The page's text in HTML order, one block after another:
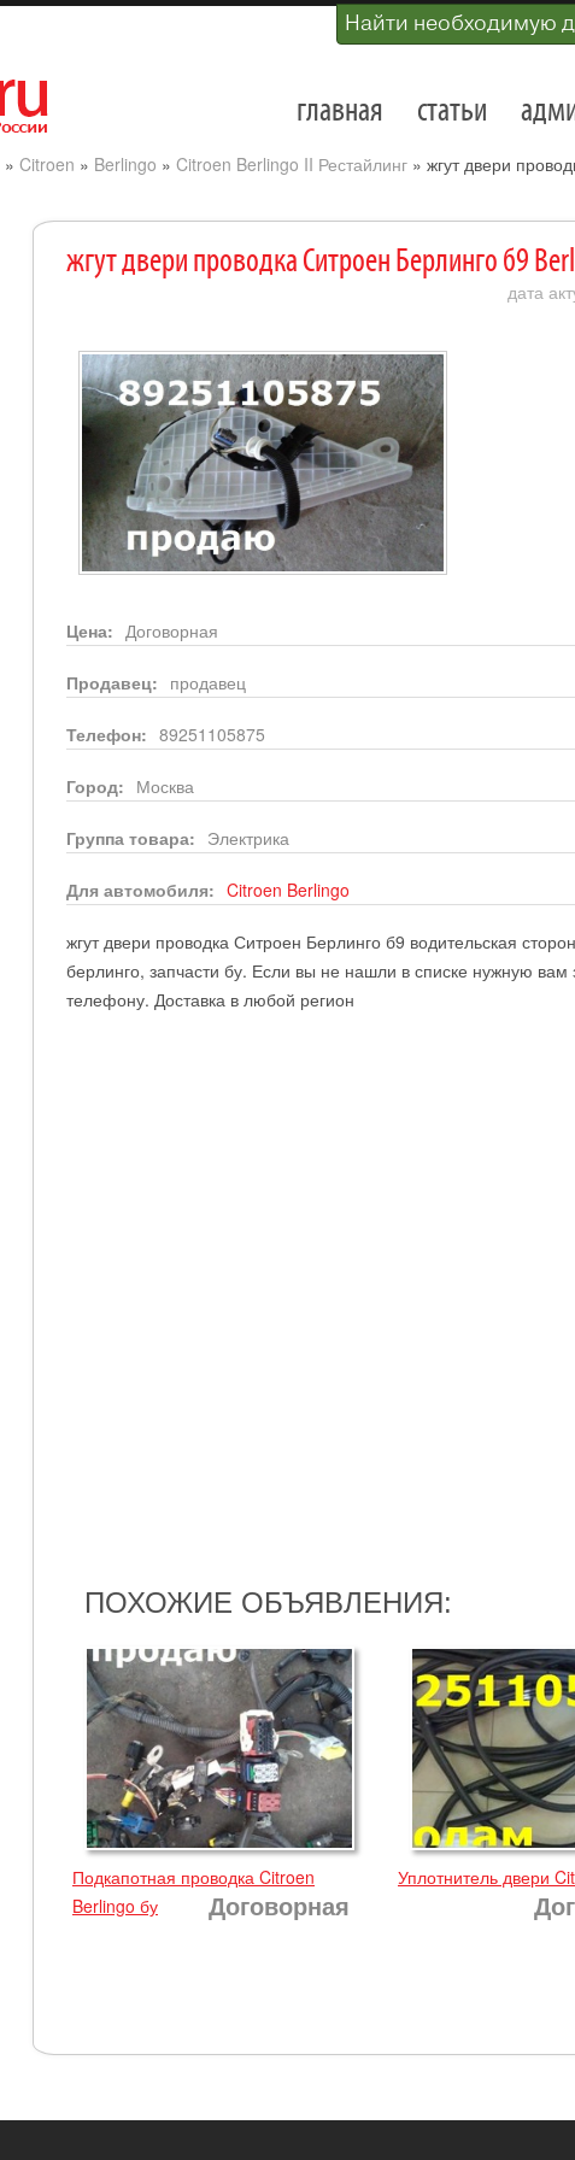
Найти необходимую
главная статьи
» Citroen » Berlingo » Citroen Berlingo II Рестайлинг» жгут двери
жгут двери проводка Ситроен Берлинго б9
дата
Цена: Договорная
Продавец: продавец
Телефон: 89251105875
Город: Москва
Группа товара: Электрика
Для автомобиля: Citroen Berlingo
жгут двери проводка Ситроен Берлинго б9 водительская
берлинго, запчасти бу. Если вы не нашли в списке нужную вам
телефону. Доставка в любой регион
ПОХОЖИЕ ОБЪЯВЛЕНИЯ:
Подкапотная проводка Citroen
Berlingo бу
Договорная
Уплотнитель двери